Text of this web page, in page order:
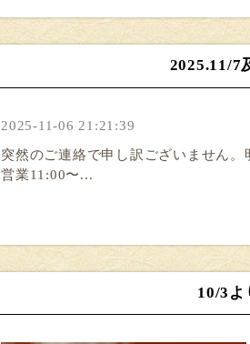
2025.11/7
2025-11-06 21:21:39
突然のご連絡で申し訳ございません
営業11:00〜...
10/3よ